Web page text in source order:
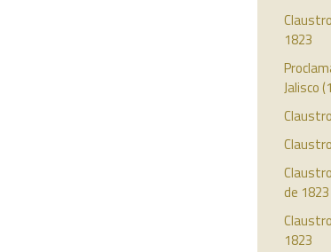
1823
Jalisco
de 1823
1823